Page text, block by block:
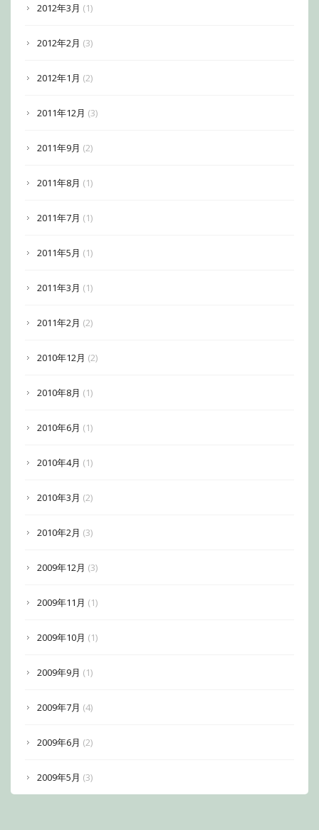
2012年3月 (1)
2012年2月 (3)
2012年1月 (2)
2011年12月 (3)
2011年9月 (2)
2011年8月 (1)
2011年7月 (1)
2011年5月 (1)
2011年3月 (1)
2011年2月 (2)
2010年12月 (2)
2010年8月 (1)
2010年6月 (1)
2010年4月 (1)
2010年3月 (2)
2010年2月 (3)
2009年12月 (3)
2009年11月 (1)
2009年10月 (1)
2009年9月 (1)
2009年7月 (4)
2009年6月 (2)
2009年5月 (3)